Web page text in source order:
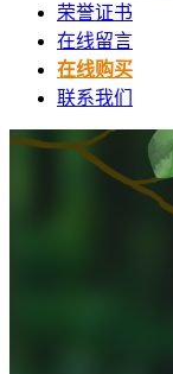
荣誉证书
在线留言
在线购买
联系我们